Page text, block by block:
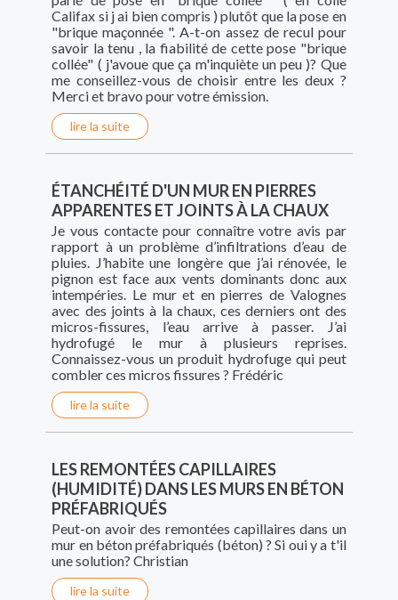
Califax si j ai bien compris ) plutôt que la pose en
"brique maçonnée ". A-t-on assez de recul pour
savoir la tenu , la fiabilité de cette pose "brique
collée" ( j'avoue que ça m'inquiète un peu )? Que
me conseillez-vous de choisir entre les deux ?
Merci et bravo pour votre émission.
lire la suite
ÉTANCHÉITÉ D'UN MUR EN PIERRES
APPARENTES ET JOINTS À LA CHAUX
Je vous contacte pour connaître votre avis par
rapport à un problème d’infiltrations d’eau de
pluies. J’habite une longère que j’ai rénovée, le
pignon est face aux vents dominants donc aux
intempéries. Le mur et en pierres de Valognes
avec des joints à la chaux, ces derniers ont des
micros-fissures, l’eau arrive à passer. J’ai
hydrofugé le mur à plusieurs reprises.
Connaissez-vous un produit hydrofuge qui peut
combler ces micros fissures ? Frédéric
lire la suite
LES REMONTÉES CAPILLAIRES
(HUMIDITÉ) DANS LES MURS EN BÉTON
PRÉFABRIQUÉS
Peut-on avoir des remontées capillaires dans un
mur en béton préfabriqués (béton) ? Si oui y a t'il
une solution? Christian
lire la suite